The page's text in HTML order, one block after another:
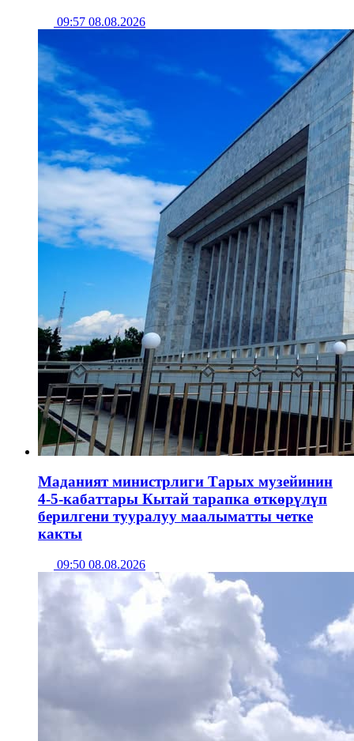
09:57 08.08.2026
Маданият министрлиги Тарых музейинин
4-5-кабаттары Кытай тарапка өткөрүлүп
берилгени тууралуу маалыматты четке
какты
09:50 08.08.2026